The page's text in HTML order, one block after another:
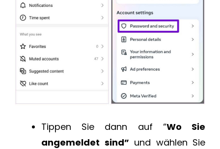
Tippen Sie dann auf “Wo Sie
angemeldet sind” und wählen Sie